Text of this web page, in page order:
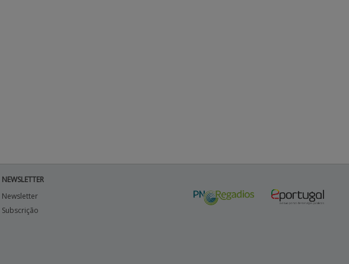
NEWSLETTER
Newsletter
Subscrição